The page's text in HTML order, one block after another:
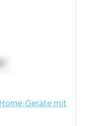
Geräte mit